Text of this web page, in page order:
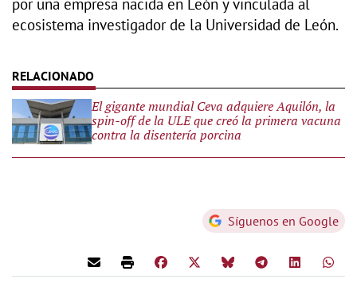
por una empresa nacida en León y vinculada al
ecosistema investigador de la Universidad de León.
El gigante mundial Ceva adquiere Aquilón, la
spin-off de la ULE que creó la primera vacuna
contra la disentería porcina
Síguenos en Google